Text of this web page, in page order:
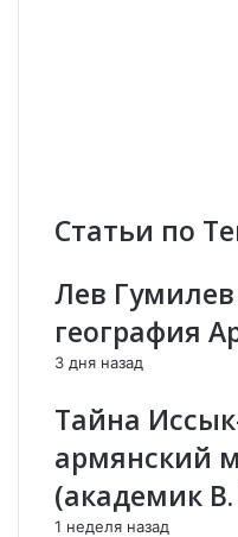
о
л
ч
л
и
т
т
у
с
Статьи по
Лев
география
3 дня назад
Тайна
армянский
(академик
1 неделя назад